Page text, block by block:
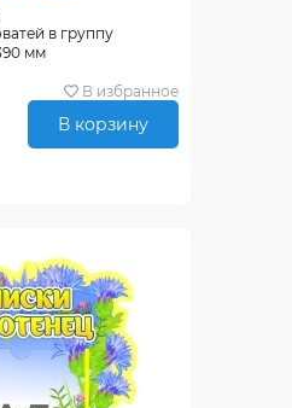
в группу
мм
В избранное
В корзину